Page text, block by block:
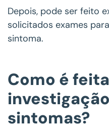
Depois, pode ser feito
solicitados exames
sintoma.
Como é
sintomas?